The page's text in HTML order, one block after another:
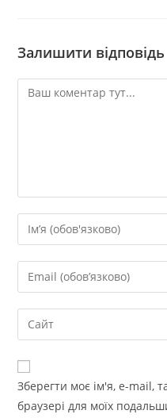
Залишити відповідь
Зберегти моє ім'я, e-mail,
браузері для моїх